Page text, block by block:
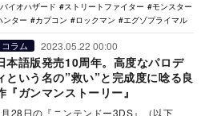
バイオハザード
ストリートファイター
モンスター
ンター
カプコン ロックマン エグゾプライマル
コラム 2023.05.22 00:00
本語版発売10周年。高度なパロデ
という名の”救い”と完成度に唸る良
『ガンマンストーリー』
28日の『ニンテンドー3DS』（以下、